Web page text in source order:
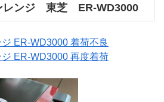
レンジ 東芝 ER-WD3000
ER-WD3000 着荷不良
ER-WD3000 再度着荷